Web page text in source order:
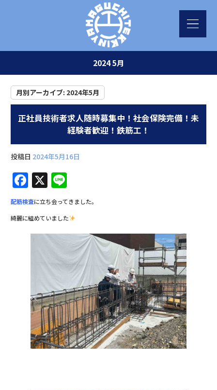
2024 5月
月別アーカイブ: 2024年5月
正社員技術者求人随時募集中！社会保険完備！未
経験者歓迎！鉄筋工！
投稿日 2024年5月16日
F
a
c
e
k
X
n
e
配筋検査に立ち会ってきました。
綺麗に組めていました